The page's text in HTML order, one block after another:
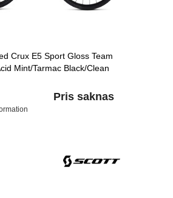
Crux E5 Sport Gloss Team
Mint/Tarmac Black/Clean
Pris saknas